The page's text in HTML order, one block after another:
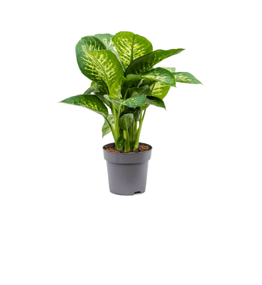
INTERIÉROVÉ DEKORÁCIE
NA OBJEDNÁVKU